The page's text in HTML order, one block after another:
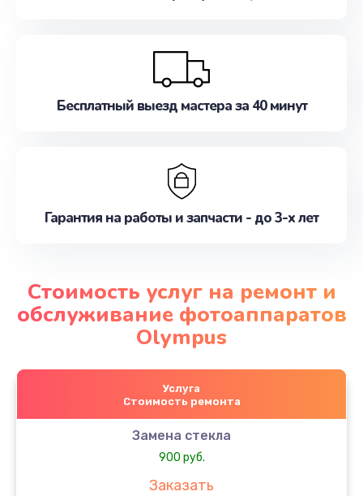
Бесплатный выезд мастера за 40 минут
Гарантия на работы и запчасти - до 3-х лет
Стоимость услуг на ремонт и
обслуживание фотоаппаратов
Olympus
Услуга
Стоимость ремонта
Замена стекла
900 руб.
Заказать